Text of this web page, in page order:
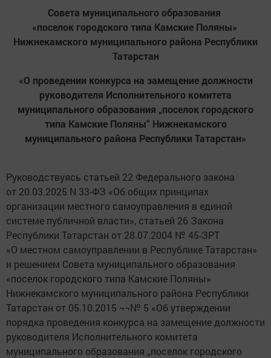
Совета муниципального образования
«поселок городского типа Камские Поляны»
Нижнекамского муниципального района Республики
Татарстан
«О проведении конкурса на замещение должности
руководителя Исполнительного комитета
муниципального образования „поселок городского
типа Камские Поляны“ Нижнекамского
муниципального района Республики Татарстан»
Руководствуясь статьей 22 Федерального закона
от 20.03.2025 N 33-ФЗ «Об общих принципах
организации местного самоуправления в единой
системе публичной власти», статьей 26 Закона
Республики Татарстан от 28.07.2004 № 45-ЗРТ
«О местном самоуправлении в Республике Татарстан»
и решением Совета муниципального образования
«поселок городского типа Камские Поляны»
Нижнекамского муниципального района Республики
Татарстан от 05.10.2015 ¬¬№ 5 «Об утверждении
порядка проведения конкурса на замещение должности
руководителя Исполнительного комитета
муниципального образования „поселок городского